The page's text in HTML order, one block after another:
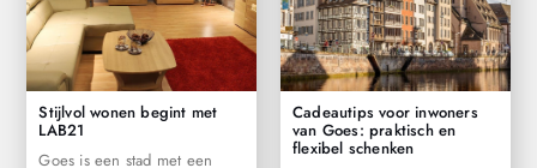
Stijlvol wonen begint met
LAB21
Goes is een stad met een
Cadeautips voor inwoners
van Goes: praktisch en
flexibel schenken